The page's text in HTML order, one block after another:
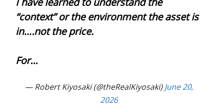
“context” or the environment the asset is
in….not the price.
For…
— Robert Kiyosaki (@theRealKiyosaki)June 20,
2026